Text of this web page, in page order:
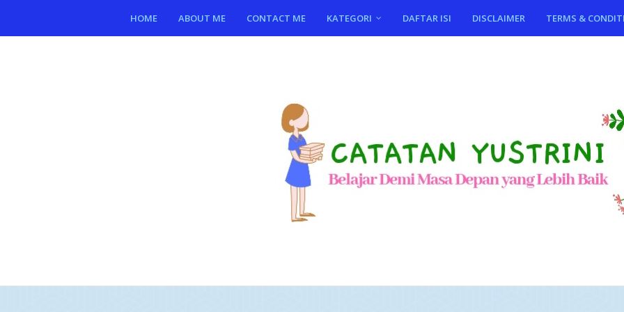
HOME ABOUT ME CONTACT ME KATEGORI DAFTAR ISI DISCLAIMER TERMS &